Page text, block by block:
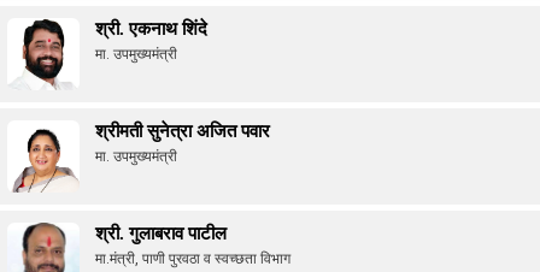
श्री. एकनाथ शिंदे
मा. उपमुख्यमंत्री
श्रीमती सुनेत्रा अजित पवार
मा. उपमुख्यमंत्री
श्री. गुलाबराव पाटील
मा.मंत्री, पाणी पुरवठा व स्वच्छता विभाग